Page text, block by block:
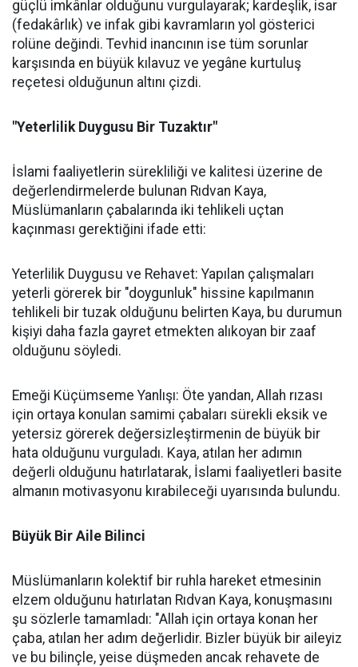
güçlü imkânlar olduğunu vurgulayarak; kardeşlik, isar
(fedakârlık) ve infak gibi kavramların yol gösterici
rolüne değindi. Tevhid inancının ise tüm sorunlar
karşısında en büyük kılavuz ve yegâne kurtuluş
reçetesi olduğunun altını çizdi.
"Yeterlilik Duygusu Bir Tuzaktır"
İslami faaliyetlerin sürekliliği ve kalitesi üzerine de
değerlendirmelerde bulunan Rıdvan Kaya,
Müslümanların çabalarında iki tehlikeli uçtan
kaçınması gerektiğini ifade etti:
Yeterlilik Duygusu ve Rehavet: Yapılan çalışmaları
yeterli görerek bir "doygunluk" hissine kapılmanın
tehlikeli bir tuzak olduğunu belirten Kaya, bu durumun
kişiyi daha fazla gayret etmekten alıkoyan bir zaaf
olduğunu söyledi.
Emeği Küçümseme Yanlışı: Öte yandan, Allah rızası
için ortaya konulan samimi çabaları sürekli eksik ve
yetersiz görerek değersizleştirmenin de büyük bir
hata olduğunu vurguladı. Kaya, atılan her adımın
değerli olduğunu hatırlatarak, İslami faaliyetleri basite
almanın motivasyonu kırabileceği uyarısında bulundu.
Büyük Bir Aile Bilinci
Müslümanların kolektif bir ruhla hareket etmesinin
elzem olduğunu hatırlatan Rıdvan Kaya, konuşmasını
şu sözlerle tamamladı: "Allah için ortaya konan her
çaba, atılan her adım değerlidir. Bizler büyük bir aileyiz
ve bu bilinçle, yeise düşmeden ancak rehavete de